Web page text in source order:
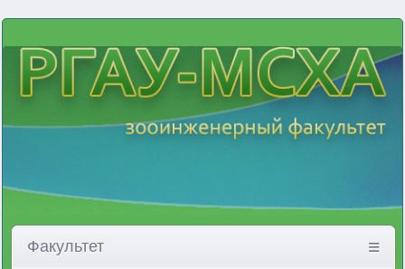
Факультет